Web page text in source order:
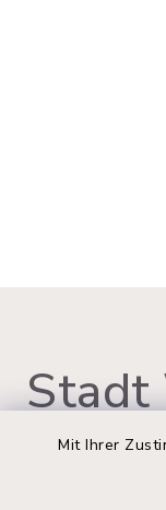
Mit Ihrer
Stadt